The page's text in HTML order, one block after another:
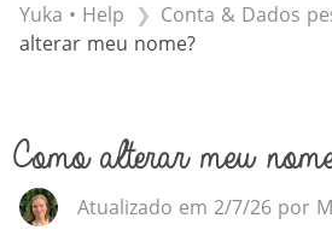
Yuka • Help ​Conta & Dados
alterar meu nome?
Como alterar meu
Atualizado em 2/7/26 por